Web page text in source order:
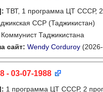
: ТВТ, 1 программа ЦТ СССР,
ССР (Таджикистан)
Коммунист Таджикистана
сайт: Wendy Corduroy
- 03-07-1988
: 1 программа ЦТ СССР, 2